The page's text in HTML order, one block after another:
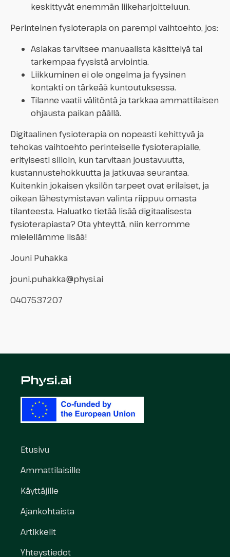
keskittyvät enemmän liikeharjoitteluun.
Perinteinen fysioterapia on parempi vaihtoehto, jos:
Asiakas tarvitsee manuaalista käsittelyä tai
tarkempaa fyysistä arviointia.
Liikkuminen ei ole ongelma ja fyysinen
kontakti on tärkeää kuntoutuksessa.
Tilanne vaatii välitöntä ja tarkkaa ammattilaisen
ohjausta paikan päällä.
Digitaalinen fysioterapia on nopeasti kehittyvä ja
tehokas vaihtoehto perinteiselle fysioterapialle,
erityisesti silloin, kun tarvitaan joustavuutta,
kustannustehokkuutta ja jatkuvaa seurantaa.
Kuitenkin jokaisen yksilön tarpeet ovat erilaiset, ja
oikean lähestymistavan valinta riippuu omasta
tilanteesta. Haluatko tietää lisää digitaalisesta
fysioterapiasta? Ota yhteyttä, niin kerromme
mielellämme lisää!
Jouni Puhakka
jouni.puhakka@physi.ai
0407537207
Etusivu
Ammattilaisille
Käyttäjille
Ajankohtaista
Artikkelit
Yhteystiedot